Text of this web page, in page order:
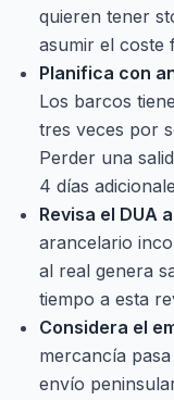
quieren tener
asumir el coste
Planifica con
Los barcos
tres veces por
Perder una
4 días
Revisa el DUA
arancelario
al real genera
tiempo a esta
Considera el
mercancía
envío